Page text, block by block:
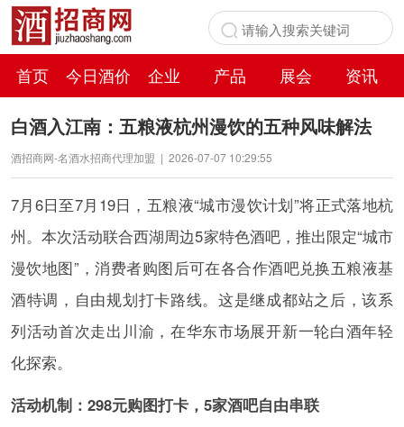
首页 今日酒价 企业 产品 展会
资讯
百科
白酒入江南：五粮液杭州漫饮的五种风味解法
酒招商网-名酒水招商代理加盟 | 2026-07-07 10:29:55
7月6日至7月19日，五粮液“城市漫饮计划”将正式落地杭
州。本次活动联合西湖周边5家特色酒吧，推出限定“城市
漫饮地图”，消费者购图后可在各合作酒吧兑换五粮液基
酒特调，自由规划打卡路线。这是继成都站之后，该系
列活动首次走出川渝，在华东市场展开新一轮白酒年轻
化探索。
活动机制：298元购图打卡，5家酒吧自由串联